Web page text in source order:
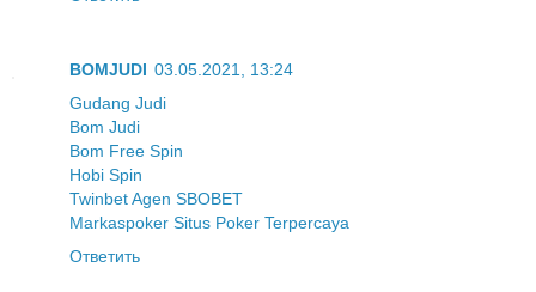
BOMJUDI 03.05.2021, 13:24
Gudang Judi
Bom Judi
Bom Free Spin
Hobi Spin
Twinbet Agen SBOBET
Markaspoker Situs Poker Terpercaya
Ответить